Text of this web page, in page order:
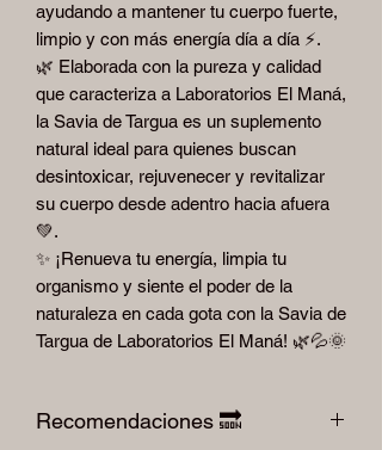
ayudando a mantener tu cuerpo fuerte,
limpio y con más energía día a día ⚡.
🌿 Elaborada con la pureza y calidad
que caracteriza a Laboratorios El Maná,
la Savia de Targua es un suplemento
natural ideal para quienes buscan
desintoxicar, rejuvenecer y revitalizar
su cuerpo desde adentro hacia afuera
💚.
✨ ¡Renueva tu energía, limpia tu
organismo y siente el poder de la
naturaleza en cada gota con la Savia de
Targua de Laboratorios El Maná! 🌿💦🌞
Recomendaciones 🔜